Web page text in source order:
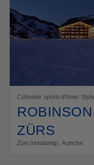
Culinaire sports d'hiver
ZÜRS
Zürs (Voralberg) . Autriche